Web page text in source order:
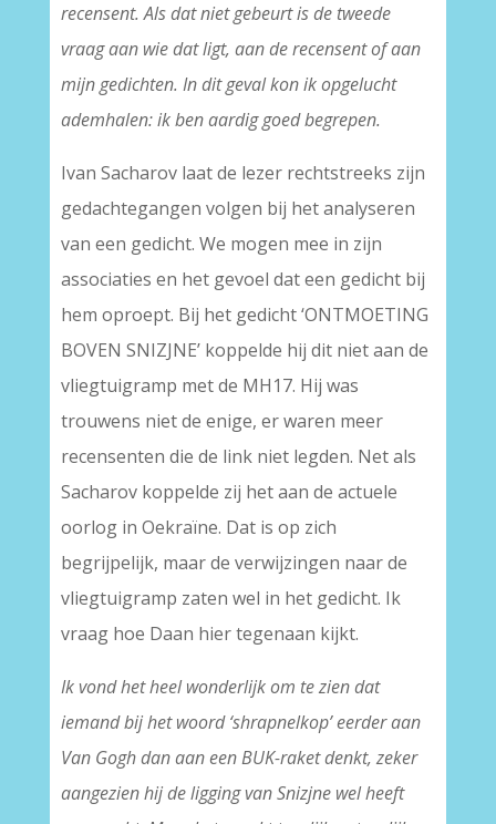
recensent. Als dat niet gebeurt is de tweede
vraag aan wie dat ligt, aan de recensent of aan
mijn gedichten. In dit geval kon ik opgelucht
ademhalen: ik ben aardig goed begrepen.
Ivan Sacharov laat de lezer rechtstreeks zijn
gedachtegangen volgen bij het analyseren
van een gedicht. We mogen mee in zijn
associaties en het gevoel dat een gedicht bij
hem oproept. Bij het gedicht ‘ONTMOETING
BOVEN SNIZJNE’ koppelde hij dit niet aan de
vliegtuigramp met de MH17. Hij was
trouwens niet de enige, er waren meer
recensenten die de link niet legden. Net als
Sacharov koppelde zij het aan de actuele
oorlog in Oekraïne. Dat is op zich
begrijpelijk, maar de verwijzingen naar de
vliegtuigramp zaten wel in het gedicht. Ik
vraag hoe Daan hier tegenaan kijkt.
Ik vond het heel wonderlijk om te zien dat
iemand bij het woord ‘shrapnelkop’ eerder aan
Van Gogh dan aan een BUK-raket denkt, zeker
aangezien hij de ligging van Snizjne wel heeft